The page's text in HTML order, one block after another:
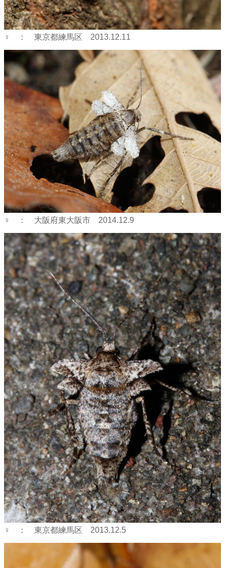
♀ ： 東京都練馬区 2013.12.11
♀ ： 大阪府東大阪市 2014.12.9
♀ ： 東京都練馬区 2013.12.5